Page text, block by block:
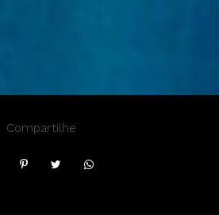
Compartilhe